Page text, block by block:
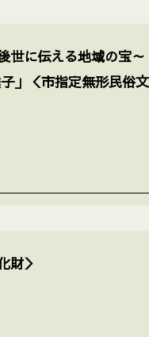
世に伝える地域の宝
」＜市指定無形民俗文
財＞